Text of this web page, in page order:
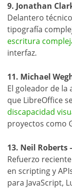
9. Jonathan
Delantero
tipografía
escritura
interfaz.
11. Michael
El goleador de la
que LibreOffice
discapacidad
proyectos como
13. Neil Roberts
Refuerzo
en scripting y
para JavaScript,